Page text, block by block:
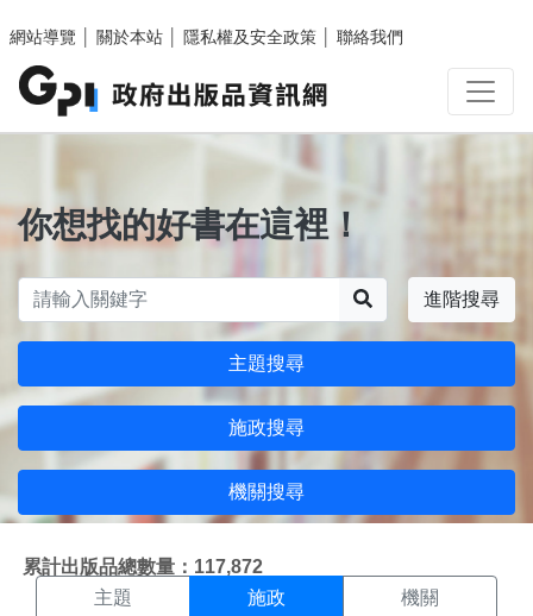
網站導覽
關於本站 隱私權及安全政策 聯絡我們
你想找的好書在這裡！
進階搜尋
主題搜尋
施政搜尋
機關搜尋
累計出版品總數量：117,872
施政搜尋結果頁面
主題 施政 機關